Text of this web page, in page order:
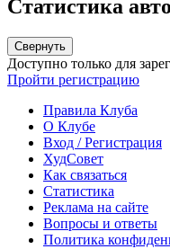
Статистика
Свернуть
Доступно только для
Пройти регистрацию
Правила Клуба
О Клубе
Вход / Регистрация
ХудСовет
Как связаться
Статистика
Реклама на сайте
Вопросы и ответы
Политика